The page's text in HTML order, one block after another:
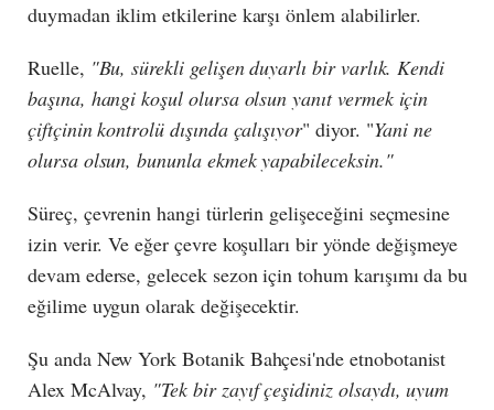
duymadan iklim etkilerine karşı önlem alabilirler.
Ruelle, "Bu, sürekli gelişen duyarlı bir varlık. Kendi
başına, hangi koşul olursa olsun yanıt vermek için
çiftçinin kontrolü dışında çalışıyor" diyor. "Yani ne
olursa olsun, bununla ekmek yapabileceksin."
Süreç, çevrenin hangi türlerin gelişeceğini seçmesine
izin verir. Ve eğer çevre koşulları bir yönde değişmeye
devam ederse, gelecek sezon için tohum karışımı da bu
eğilime uygun olarak değişecektir.
Şu anda New York Botanik Bahçesi'nde etnobotanist
Alex McAlvay, "Tek bir zayıf çeşidiniz olsaydı, uyum